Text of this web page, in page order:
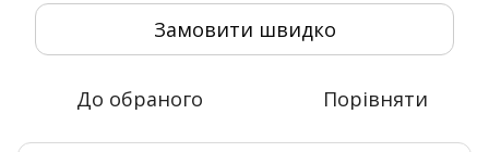
Замовити швидко
До обраного Порівняти